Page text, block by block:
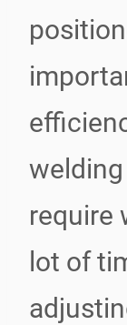
require
lot of